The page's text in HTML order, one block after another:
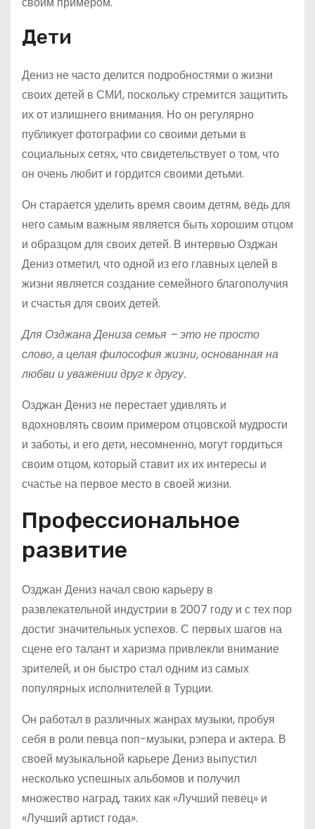
Дети
Дениз не часто делится подробностями о жизни
своих детей в СМИ, поскольку стремится защитить
их от излишнего внимания. Но он регулярно
публикует фотографии со своими детьми в
социальных сетях, что свидетельствует о том, что
он очень любит и гордится своими детьми.
Он старается уделить время своим детям, ведь для
него самым важным является быть хорошим отцом
и образцом для своих детей. В интервью Озджан
Дениз отметил, что одной из его главных целей в
жизни является создание семейного благополучия
и счастья для своих детей.
Для Озджана Дениза семья – это не просто
слово, а целая философия жизни, основанная на
любви и уважении друг к другу.
Озджан Дениз не перестает удивлять и
вдохновлять своим примером отцовской мудрости
и заботы, и его дети, несомненно, могут гордиться
своим отцом, который ставит их их интересы и
счастье на первое место в своей жизни.
Профессиональное
развитие
Озджан Дениз начал свою карьеру в
развлекательной индустрии в 2007 году и с тех пор
достиг значительных успехов. С первых шагов на
сцене его талант и харизма привлекли внимание
зрителей, и он быстро стал одним из самых
популярных исполнителей в Турции.
Он работал в различных жанрах музыки, пробуя
себя в роли певца поп-музыки, рэпера и актера. В
своей музыкальной карьере Дениз выпустил
несколько успешных альбомов и получил
множество наград, таких как «Лучший певец» и
«Лучший артист года».